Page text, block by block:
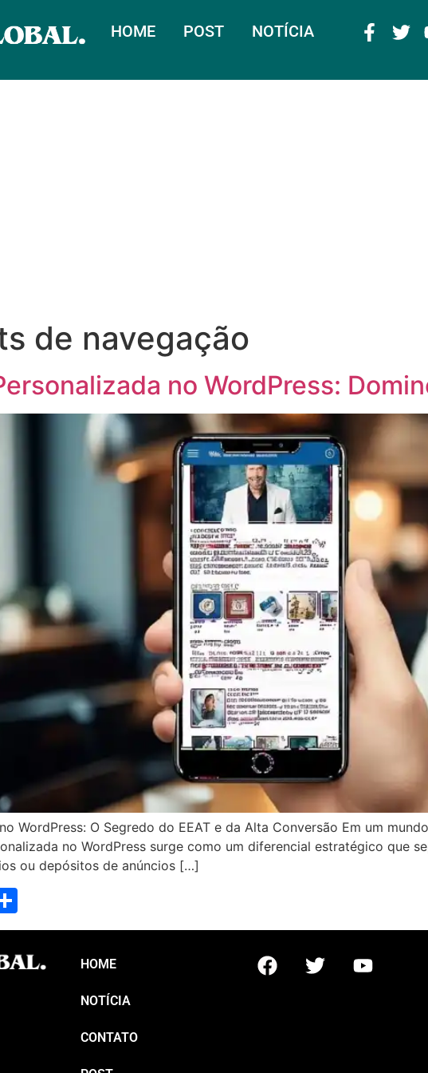
HOME POST NOTÍCIA
de navegação
no WordPress:
WordPress: O Segredo do EEAT e da Alta Conversão Em um
no WordPress surge como um diferencial estratégico que
ou depósitos de anúncios […]
HOME
NOTÍCIA
CONTATO